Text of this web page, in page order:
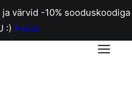
värvid -10% sooduskoodiga
:) Peida